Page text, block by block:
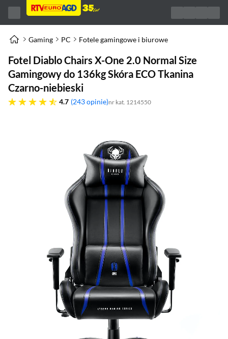
Gaming PC Fotele gamingowe i biurowe
Fotel Diablo Chairs X-One 2.0 Normal Size
Gamingowy do 136kg Skóra ECO Tkanina
Czarno-niebieski
4.7
4.7 gwiazdek 243 opinie nr kat. 1214550